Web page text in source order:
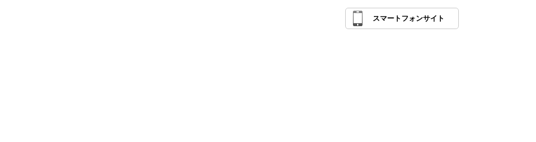
スマートフォンサイト